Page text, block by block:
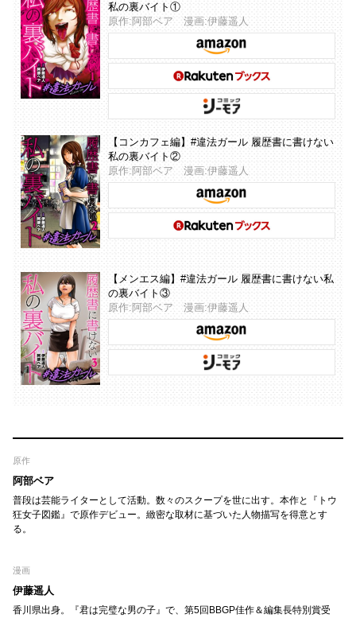
私の裏バイト①
原作:阿部ベア 漫画:伊藤遥人
【コンカフェ編】#違法ガール 履歴書に書けない
私の裏バイト②
原作:阿部ベア 漫画:伊藤遥人
【メンエス編】#違法ガール 履歴書に書けない私
の裏バイト③
原作:阿部ベア 漫画:伊藤遥人
原作
阿部ベア
普段は芸能ライターとして活動。数々のスクープを世に出す。本作と『トウ
狂女子図鑑』で原作デビュー。緻密な取材に基づいた人物描写を得意とす
る。
漫画
伊藤遥人
香川県出身。『君は完璧な男の子』で、第5回BBGP佳作＆編集長特別賞受